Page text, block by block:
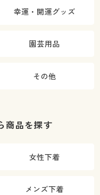
幸運・開運グッズ
園芸用品
その他
商品を探す
女性下着
メンズ下着